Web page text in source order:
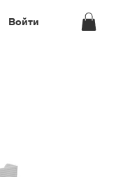
Войти